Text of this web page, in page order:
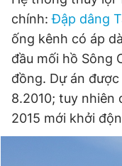
Đọc Thanh Niên
Theo dõi báo trên
chính:Đập dâng
ống kênh có áp
đầu mối hồ Sông
đồng. Dự án
8.2010; tuy nhiên
2015 mới khởi